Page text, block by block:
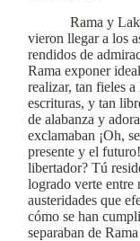
Rama y
vieron llegar a los
rendidos de
Rama exponer
realizar, tan fieles
escrituras, y tan
de alabanza y
exclamaban ¡Oh,
presente y el
libertador? Tú
logrado verte entre
austeridades que
cómo se han
separaban de